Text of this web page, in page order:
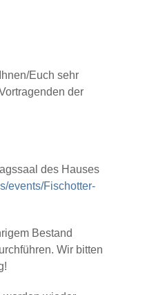
Euch sehr
der
des Hauses
events/Fischotter-
Bestand
Wir bitten